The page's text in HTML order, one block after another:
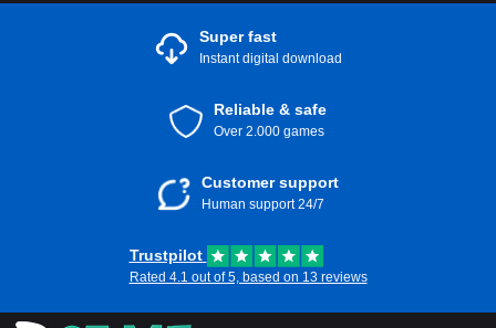
Super fast
Instant digital download
Reliable & safe
Over 2.000 games
Customer support
Human support 24/7
Trustpilot
Rated 4.1 out of 5, based on 13 reviews